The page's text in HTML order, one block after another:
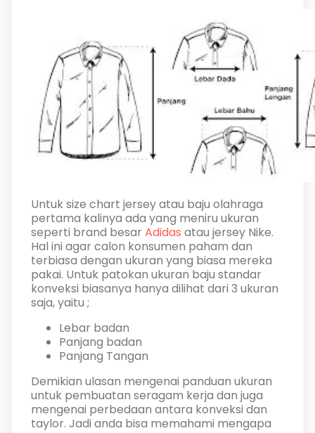
Untuk size chart jersey atau baju olahraga
pertama kalinya ada yang meniru ukuran
seperti brand besar Adidas atau jersey Nike.
Hal ini agar calon konsumen paham dan
terbiasa dengan ukuran yang biasa mereka
pakai. Untuk patokan ukuran baju standar
konveksi biasanya hanya dilihat dari 3 ukuran
saja, yaitu ;
Lebar badan
Panjang badan
Panjang Tangan
Demikian ulasan mengenai panduan ukuran
untuk pembuatan seragam kerja dan juga
mengenai perbedaan antara konveksi dan
taylor. Jadi anda bisa memahami mengapa